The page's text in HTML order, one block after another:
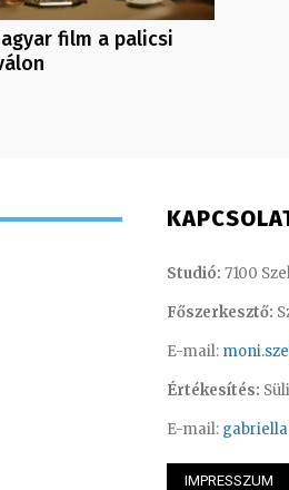
film a palicsi
Szentgáthi Csaba –
Studió: 7100
Főszerkesztő:
E-mail:
Értékesítés:
E-mail:
IMPRESSZUM